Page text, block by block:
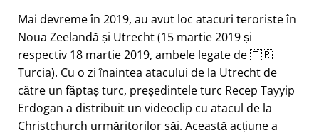
Mai devreme în 2019, au avut loc atacuri teroriste în
Noua Zeelandă și Utrecht (15 martie 2019 și
respectiv 18 martie 2019, ambele legate de 🇹🇷
Turcia). Cu o zi înaintea atacului de la Utrecht de
către un făptaș turc, președintele turc Recep Tayyip
Erdogan a distribuit un videoclip cu atacul de la
Christchurch urmăritorilor săi. Această acțiune a